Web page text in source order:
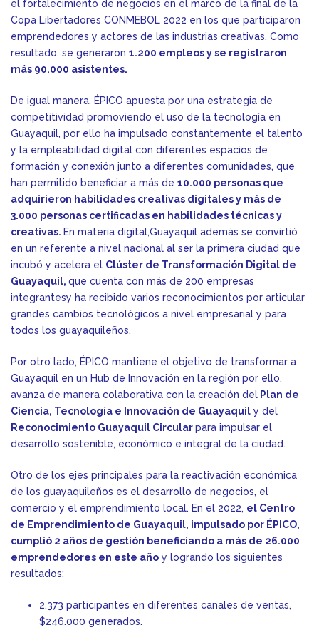
el fortalecimiento de negocios en el marco de la final de la
Copa Libertadores CONMEBOL 2022 en los que participaron
emprendedores y actores de las industrias creativas. Como
resultado, se generaron 1.200 empleos y se registraron
más 90.000 asistentes.
De igual manera, ÉPICO apuesta por una estrategia de
competitividad promoviendo el uso de la tecnología en
Guayaquil, por ello ha impulsado constantemente el talento
y la empleabilidad digital con diferentes espacios de
formación y conexión junto a diferentes comunidades, que
han permitido beneficiar a más de 10.000 personas que
adquirieron habilidades creativas digitales y más de
3.000 personas certificadas en habilidades técnicas y
creativas. En materia digital,Guayaquil además se convirtió
en un referente a nivel nacional al ser la primera ciudad que
incubó y acelera el Clúster de Transformación Digital de
Guayaquil, que cuenta con más de 200 empresas
integrantesy ha recibido varios reconocimientos por articular
grandes cambios tecnológicos a nivel empresarial y para
todos los guayaquileños.
Por otro lado, ÉPICO mantiene el objetivo de transformar a
Guayaquil en un Hub de Innovación en la región por ello,
avanza de manera colaborativa con la creación del Plan de
Ciencia, Tecnología e Innovación de Guayaquil y del
Reconocimiento Guayaquil Circularpara impulsar el
desarrollo sostenible, económico e integral de la ciudad.
Otro de los ejes principales para la reactivación económica
de los guayaquileños es el desarrollo de negocios, el
comercio y el emprendimiento local. En el 2022, el Centro
de Emprendimiento de Guayaquil, impulsado por ÉPICO,
cumplió 2 años de gestión beneficiando a más de 26.000
emprendedores en este año y logrando los siguientes
resultados:
2.373 participantes en diferentes canales de ventas,
$246.000 generados.